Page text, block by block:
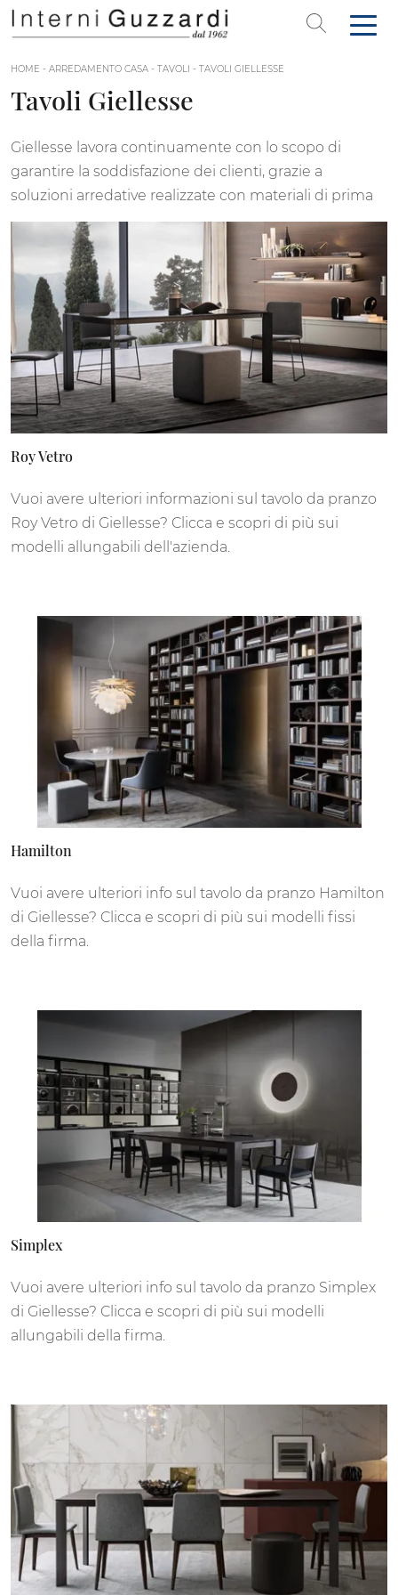
HOME - ARREDAMENTO CASA - TAVOLI - TAVOLI GIELLESSE
Tavoli Giellesse
Giellesse lavora continuamente con lo scopo di
garantire la soddisfazione dei clienti, grazie a
soluzioni arredative realizzate con materiali di prima
Roy Vetro
Vuoi avere ulteriori informazioni sul tavolo da pranzo
Roy Vetro di Giellesse? Clicca e scopri di più sui
modelli allungabili dell'azienda.
Hamilton
Vuoi avere ulteriori info sul tavolo da pranzo Hamilton
di Giellesse? Clicca e scopri di più sui modelli fissi
della firma.
Simplex
Vuoi avere ulteriori info sul tavolo da pranzo Simplex
di Giellesse? Clicca e scopri di più sui modelli
allungabili della firma.